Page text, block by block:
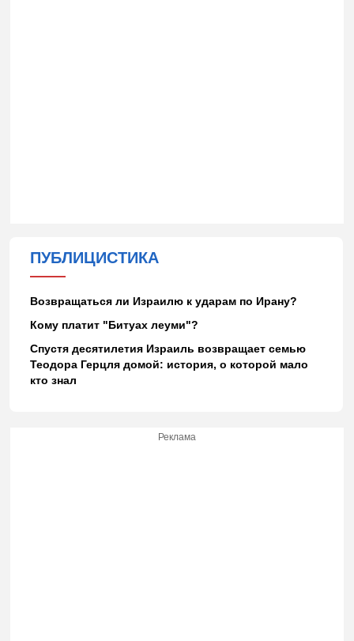
ПУБЛИЦИСТИКА
Возвращаться ли Израилю к ударам по Ирану?
Кому платит "Битуах леуми"?
Спустя десятилетия Израиль возвращает семью
Теодора Герцля домой: история, о которой мало
кто знал
Реклама